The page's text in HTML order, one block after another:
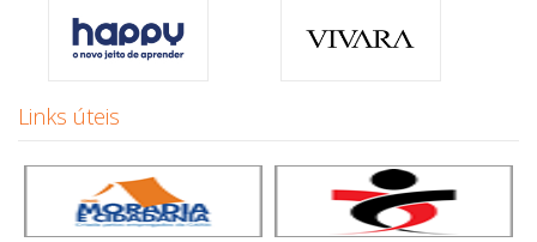
Links úteis